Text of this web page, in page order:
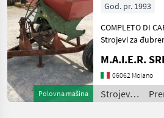
TRENUTNA
PUTANJA
Poljoprivredna
tehnika
Strojevi Za
Dubrenje
Gnojenje I
Navodnjavanje
Resetuj
Prikaži 1
rezultata
Polovna mašina
God. pr. 1993
COMPLETO DI
Strojevi za
Rasipači
đubriva
M.A.I.E.R.
06062 Moiano
Strojevi
za